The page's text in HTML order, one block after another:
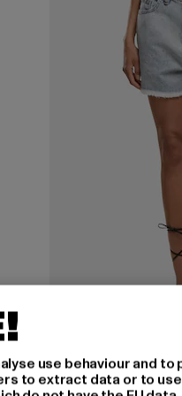
JUST RHYSE
Shorts Florida
use behaviour and to
to extract data or to